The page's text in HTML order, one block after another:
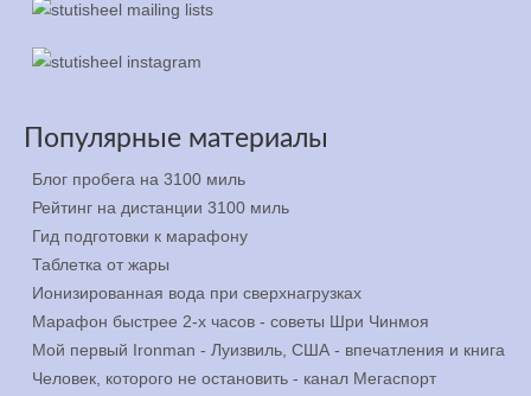
Популярные материалы
Блог пробега на 3100 миль
Рейтинг на дистанции 3100 миль
Гид подготовки к марафону
Таблетка от жары
Ионизированная вода при сверхнагрузках
Марафон быстрее 2-х часов - советы Шри Чинмоя
Мой первый Ironman - Луизвиль, США - впечатления и книга
Человек, которого не остановить - канал Мегаспорт